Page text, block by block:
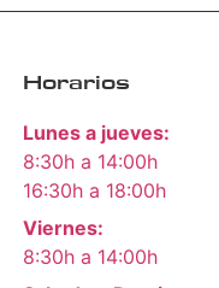
Horarios
Lunes a jueves:
8:30h a 14:00h
16:30h a 18:00h
Viernes:
8:30h a 14:00h